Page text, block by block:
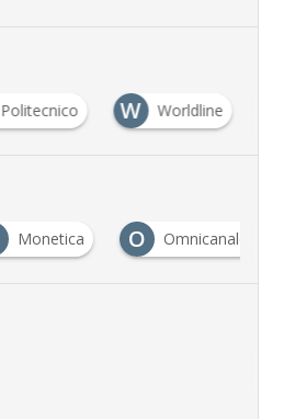
Politecnico W Worldline
Monetica O Omnicanale